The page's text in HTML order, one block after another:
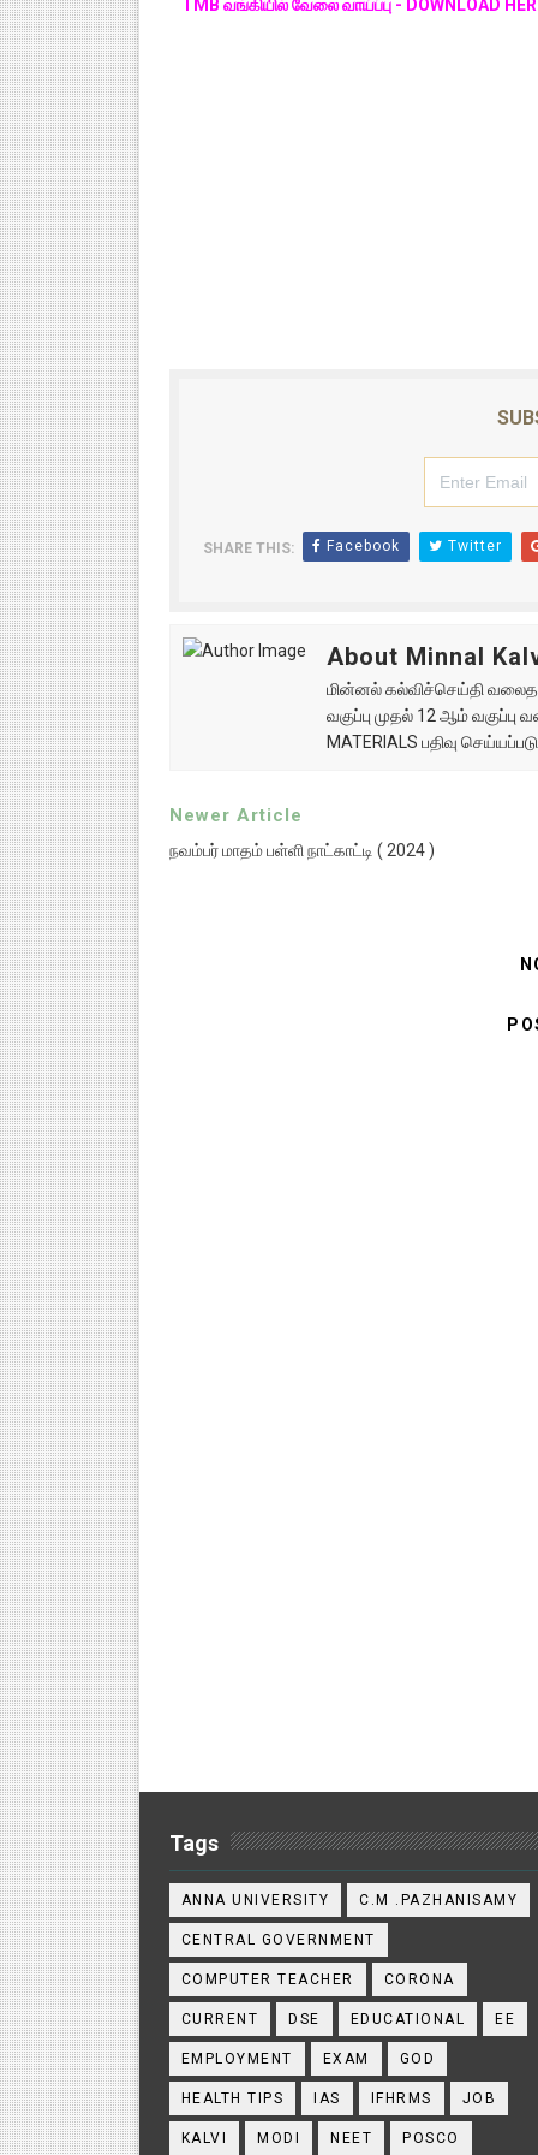
TMB வங்கியில் வேலை வாய்ப்பு - DOWNLOAD
SHARE THIS: Facebook Twitter
About Minnal
மின்னல் கல்விச்செய்தி
வகுப்பு முதல் 12 ஆம்
MATERIALS பதிவு
Newer Article
நவம்பர் மாதம் பள்ளி நாட்காட்டி ( 2024 )
Tags
ANNA UNIVERSITY C.M .PAZHANISAMY
CENTRAL GOVERNMENT
COMPUTER TEACHER CORONA
CURRENT DSE EDUCATIONAL EE
EMPLOYMENT EXAM GOD
HEALTH TIPS IAS IFHRMS JOB
KALVI MODI NEET POSCO